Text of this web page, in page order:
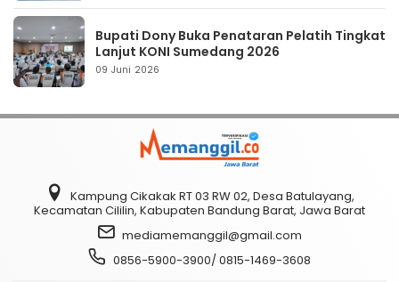
Bupati Dony Buka Penataran Pelatih Tingkat
Lanjut KONI Sumedang 2026
09 Juni 2026
Kampung Cikakak RT 03 RW 02, Desa Batulayang,
Kecamatan Cililin, Kabupaten Bandung Barat, Jawa Barat
mediamemanggil@gmail.com
0856-5900-3900/ 0815-1469-3608